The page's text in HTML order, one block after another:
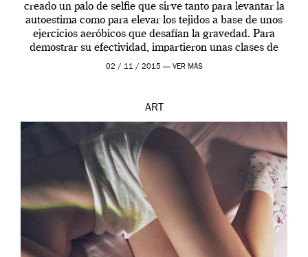
creado un palo de selfie que sirve tanto para levantar la
autoestima como para elevar los tejidos a base de unos
ejercicios aeróbicos que desafían la gravedad. Para
demostrar su efectividad, impartieron unas clases de
prueba en el Tate […]
02 / 11 / 2015 — VER MÁS
ART